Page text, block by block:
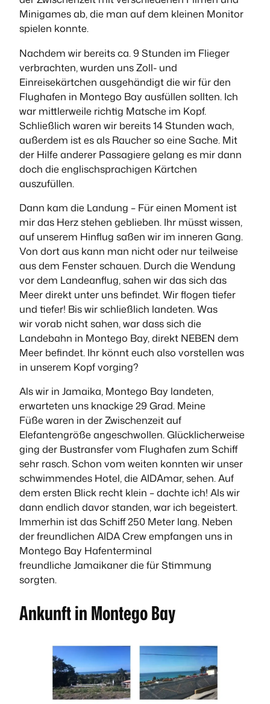
Minigames ab, die man auf dem kleinen Monitor
spielen konnte.
Nachdem wir bereits ca. 9 Stunden im Flieger
verbrachten, wurden uns Zoll- und
Einreisekärtchen ausgehändigt die wir für den
Flughafen in Montego Bay ausfüllen sollten. Ich
war mittlerweile richtig Matsche im Kopf.
Schließlich waren wir bereits 14 Stunden wach,
außerdem ist es als Raucher so eine Sache. Mit
der Hilfe anderer Passagiere gelang es mir dann
doch die englischsprachigen Kärtchen
auszufüllen.
Dann kam die Landung – Für einen Moment ist
mir das Herz stehen geblieben. Ihr müsst wissen,
auf unserem Hinflug saßen wir im inneren Gang.
Von dort aus kann man nicht oder nur teilweise
aus dem Fenster schauen. Durch die Wendung
vor dem Landeanflug, sahen wir das sich das
Meer direkt unter uns befindet. Wir flogen tiefer
und tiefer! Bis wir schließlich landeten. Was
wir vorab nicht sahen, war dass sich die
Landebahn in Montego Bay, direkt NEBEN dem
Meer befindet. Ihr könnt euch also vorstellen was
in unserem Kopf vorging?
Als wir in Jamaika, Montego Bay landeten,
erwarteten uns knackige 29 Grad. Meine
Füße waren in der Zwischenzeit auf
Elefantengröße angeschwollen. Glücklicherweise
ging der Bustransfer vom Flughafen zum Schiff
sehr rasch. Schon vom weiten konnten wir unser
schwimmendes Hotel, die AIDAmar, sehen. Auf
dem ersten Blick recht klein – dachte ich! Als wir
dann endlich davor standen, war ich begeistert.
Immerhin ist das Schiff 250 Meter lang. Neben
der freundlichen AIDA Crew empfangen uns in
Montego Bay Hafenterminal
freundliche Jamaikaner die für Stimmung
sorgten.
Ankunft in Montego Bay